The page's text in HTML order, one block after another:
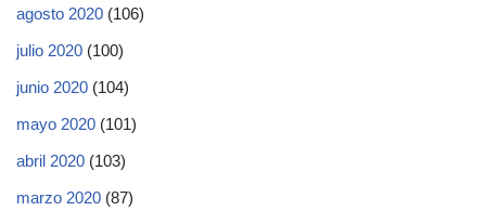
agosto 2020 (106)
julio 2020 (100)
junio 2020 (104)
mayo 2020 (101)
abril 2020 (103)
marzo 2020 (87)